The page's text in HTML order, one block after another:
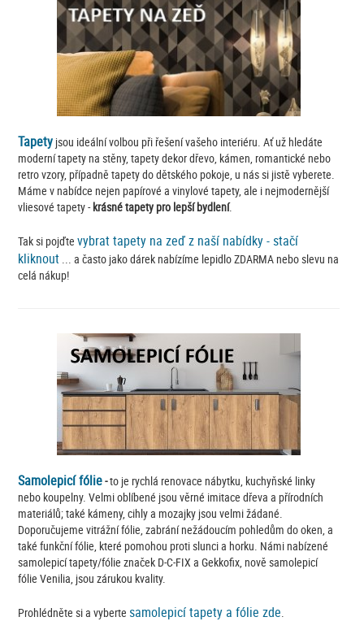
Tapety jsou ideální volbou při řešení vašeho interiéru. Ať už hledáte
moderní tapety na stěny, tapety dekor dřevo, kámen, romantické nebo
retro vzory, případně tapety do dětského pokoje, u nás si jistě vyberete.
Máme v nabídce nejen papírové a vinylové tapety, ale i nejmodernější
vliesové tapety -krásné tapety pro lepší bydlení.
Tak si pojďtevybrat tapety na zeď z naší nabídky - stačí
kliknout ... a často jako dárek nabízíme lepidlo ZDARMA nebo slevu na
celá nákup!
Samolepicí fólie-to je rychlá renovace nábytku, kuchyňské linky
nebo koupelny. Velmi oblíbené jsou věrné imitace dřeva a přírodních
materiálů; také kámeny, cihly a mozajky jsou velmi žádané.
Doporučujeme vitrážní fólie, zabrání nežádoucím pohledům do oken, a
také funkční fólie, které pomohou proti slunci a horku. Námi nabízené
samolepicí tapety/fólie značek D-C-FIX a Gekkofix, nově samolepicí
fólie Venilia, jsou zárukou kvality.
Prohlédněte si a vybertesamolepicí tapety a fólie zde.